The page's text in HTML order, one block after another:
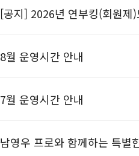
[공지] 2026년 연부킹(회원제)
8월 운영시간 안내
7월 운영시간 안내
남영우 프로와 함께하는 특별